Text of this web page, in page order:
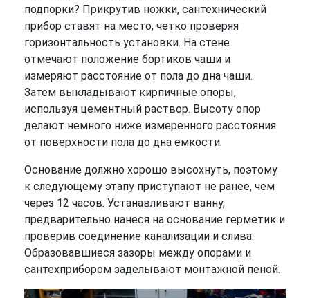
подпорки? Прикрутив ножки, сантехнический
прибор ставят на место, четко проверяя
горизонтальность установки. На стене
отмечают положение бортиков чаши и
измеряют расстояние от пола до дна чаши.
Затем выкладывают кирпичные опоры,
используя цементный раствор. Высоту опор
делают немного ниже измеренного расстояния
от поверхности пола до дна емкости.
Основание должно хорошо высохнуть, поэтому
к следующему этапу приступают не ранее, чем
через 12 часов. Устанавливают ванну,
предварительно нанеся на основание герметик и
проверив соединение канализации и слива.
Образовавшиеся зазоры между опорами и
сантехприбором заделывают монтажной пеной.